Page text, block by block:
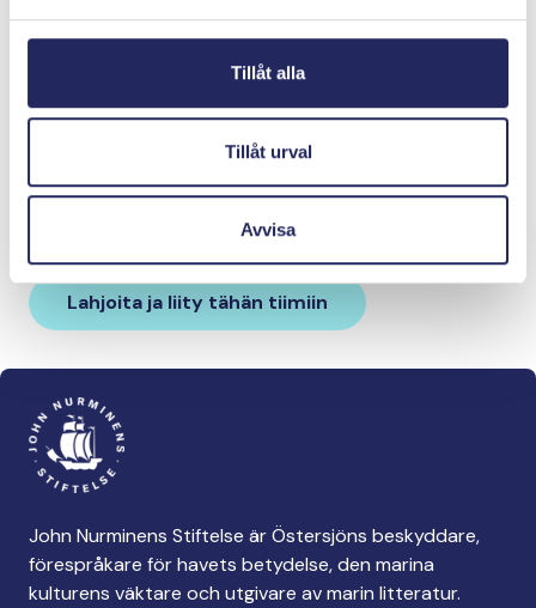
Tillåt alla
Tillåt urval
Avvisa
Tiimille tehdyt
lahjoitukset
Lahjoita ja liity tähän tiimiin
John Nurminens Stiftelse är Östersjöns beskyddare,
förespråkare för havets betydelse, den marina
kulturens väktare och utgivare av marin litteratur.